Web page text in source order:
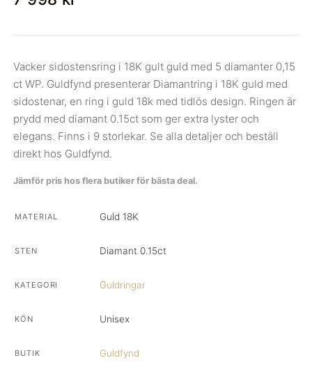
Vacker sidostensring i 18K gult guld med 5 diamanter 0,15
ct WP. Guldfynd presenterar Diamantring i 18K guld med
sidostenar, en ring i guld 18k med tidlös design. Ringen är
prydd med diamant 0.15ct som ger extra lyster och
elegans. Finns i 9 storlekar. Se alla detaljer och beställ
direkt hos Guldfynd.
Jämför pris hos flera butiker för bästa deal.
MATERIAL Guld 18K
STEN Diamant 0.15ct
KATEGORI Guldringar
KÖN Unisex
BUTIK Guldfynd